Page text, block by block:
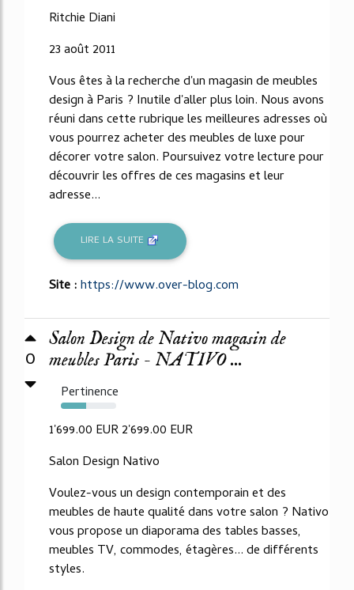
Ritchie Diani
23 août 2011
Vous êtes à la recherche d'un magasin de meubles
design à Paris ? Inutile d'aller plus loin. Nous avons
réuni dans cette rubrique les meilleures adresses où
vous pourrez acheter des meubles de luxe pour
décorer votre salon. Poursuivez votre lecture pour
découvrir les offres de ces magasins et leur
adresse...
LIRE LA SUITE
Site :https://www.over-blog.com
0
Salon Design de Nativo magasin de
meubles Paris - NATIVO ...
Pertinence
45%
1'699.00 EUR 2'699.00 EUR
Salon Design Nativo
Voulez-vous un design contemporain et des
meubles de haute qualité dans votre salon ? Nativo
vous propose un diaporama des tables basses,
meubles TV, commodes, étagères... de différents
styles.